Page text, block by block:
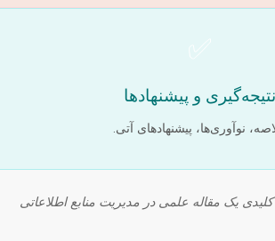
✅
نتیجه‌گیری و پیشنهادها
نوآوری‌ها، پیشنهادهای آتی.
کلیدی یک مقاله علمی در مدیریت منابع اطلاعاتی